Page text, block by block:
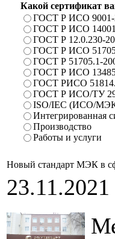
Какой сертификат
ГОСТ Р ИСО 9001-
ГОСТ Р ИСО
ГОСТ Р 12.0.230-
ГОСТ Р ИСО
ГОСТ Р 51705.1-
ГОСТ Р ИСО
ГОСТ РИСО
ГОСТ Р ИСО/ТУ
ISO/IEC (ИСО/
Интегрированная
Производство
Работы и услуги
Новый стандарт МЭК в